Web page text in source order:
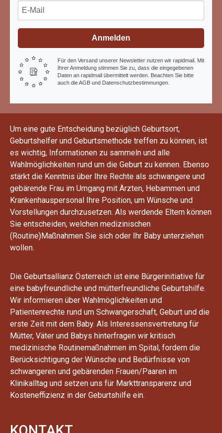
Anmelden
Für den Versand unserer Newsletter nutzen wir rapidmail. Mit
Ihrer Anmeldung stimmen Sie zu, dass die eingegebenen
Daten an rapidmail übermittelt werden. Beachten Sie bitte
auch die AGB und Datenschutzbestimmungen.
Um eine gute Entscheidung bezüglich Geburtsort,
Geburtshelfer und Geburtsmethode treffen zu können, ist
es wichtig, Informationen zu sammeln und alle
Wahlmöglichkeiten rund um die Geburt zu kennen. Ebenso
stärkt die Kenntnis über Ihre Rechte als schwangere und
gebärende Frau im Umgang mit Ärzten, Hebammen und
Krankenhauspersonal Ihre Position, um Wünsche und
Vorstellungen durchzusetzen. Als werdende Eltern können
Sie entscheiden, welchen medizinischen
(Routine)Maßnahmen Sie sich oder Ihr Baby unterziehen
wollen.
Die Geburtsallianz Österreich ist eine Bürgerinitiative für
eine babyfreundliche und mütterfreundliche Geburtshilfe.
Wir informieren über Wahlmöglichkeiten und
Patientenrechte rund um Schwangerschaft, Geburt und die
erste Zeit mit dem Baby. Als Interessensvertretung für
Mütter, Väter und Babys hinterfragen wir kritisch
medizinische Routinemaßnahmen im Spital, fordern die
Berücksichtigung der Wünsche und Bedürfnisse von
schwangeren und gebärenden Frauen/Paaren im
Klinikalltag und setzen uns für Markttransparenz und
Kosteneffizienz in der Geburtshilfe ein.